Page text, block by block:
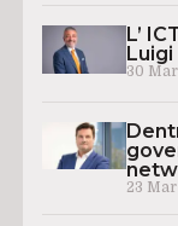
L’
30
23